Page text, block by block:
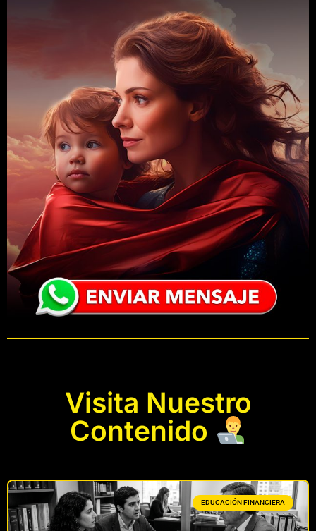
Visita Nuestro
Contenido
EDUCACIÓN FINANCIERA